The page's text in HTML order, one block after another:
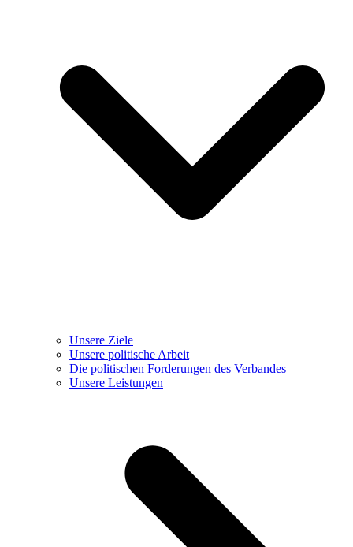
Unsere Ziele
Unsere politische Arbeit
Die politischen Forderungen des Verbandes
Unsere Leistungen